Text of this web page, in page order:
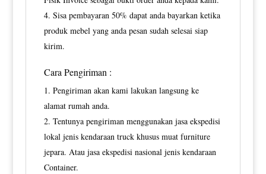
Sisa pembayaran 50% dapat anda bayarkan ketika
produk mebel yang anda pesan sudah selesai siap
kirim.
Cara Pengiriman :
Pengiriman akan kami lakukan langsung ke
alamat rumah anda.
Tentunya pengiriman menggunakan jasa ekspedisi
lokal jenis kendaraan truck khusus muat furniture
jepara. Atau jasa ekspedisi nasional jenis kendaraan
Container.